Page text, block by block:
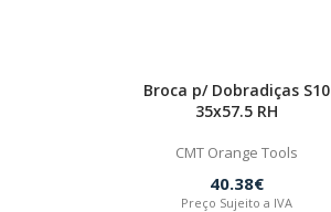
Broca p/ Dobradiças S10
35x57.5 RH
CMT Orange Tools
40.38€
Preço Sujeito a IVA